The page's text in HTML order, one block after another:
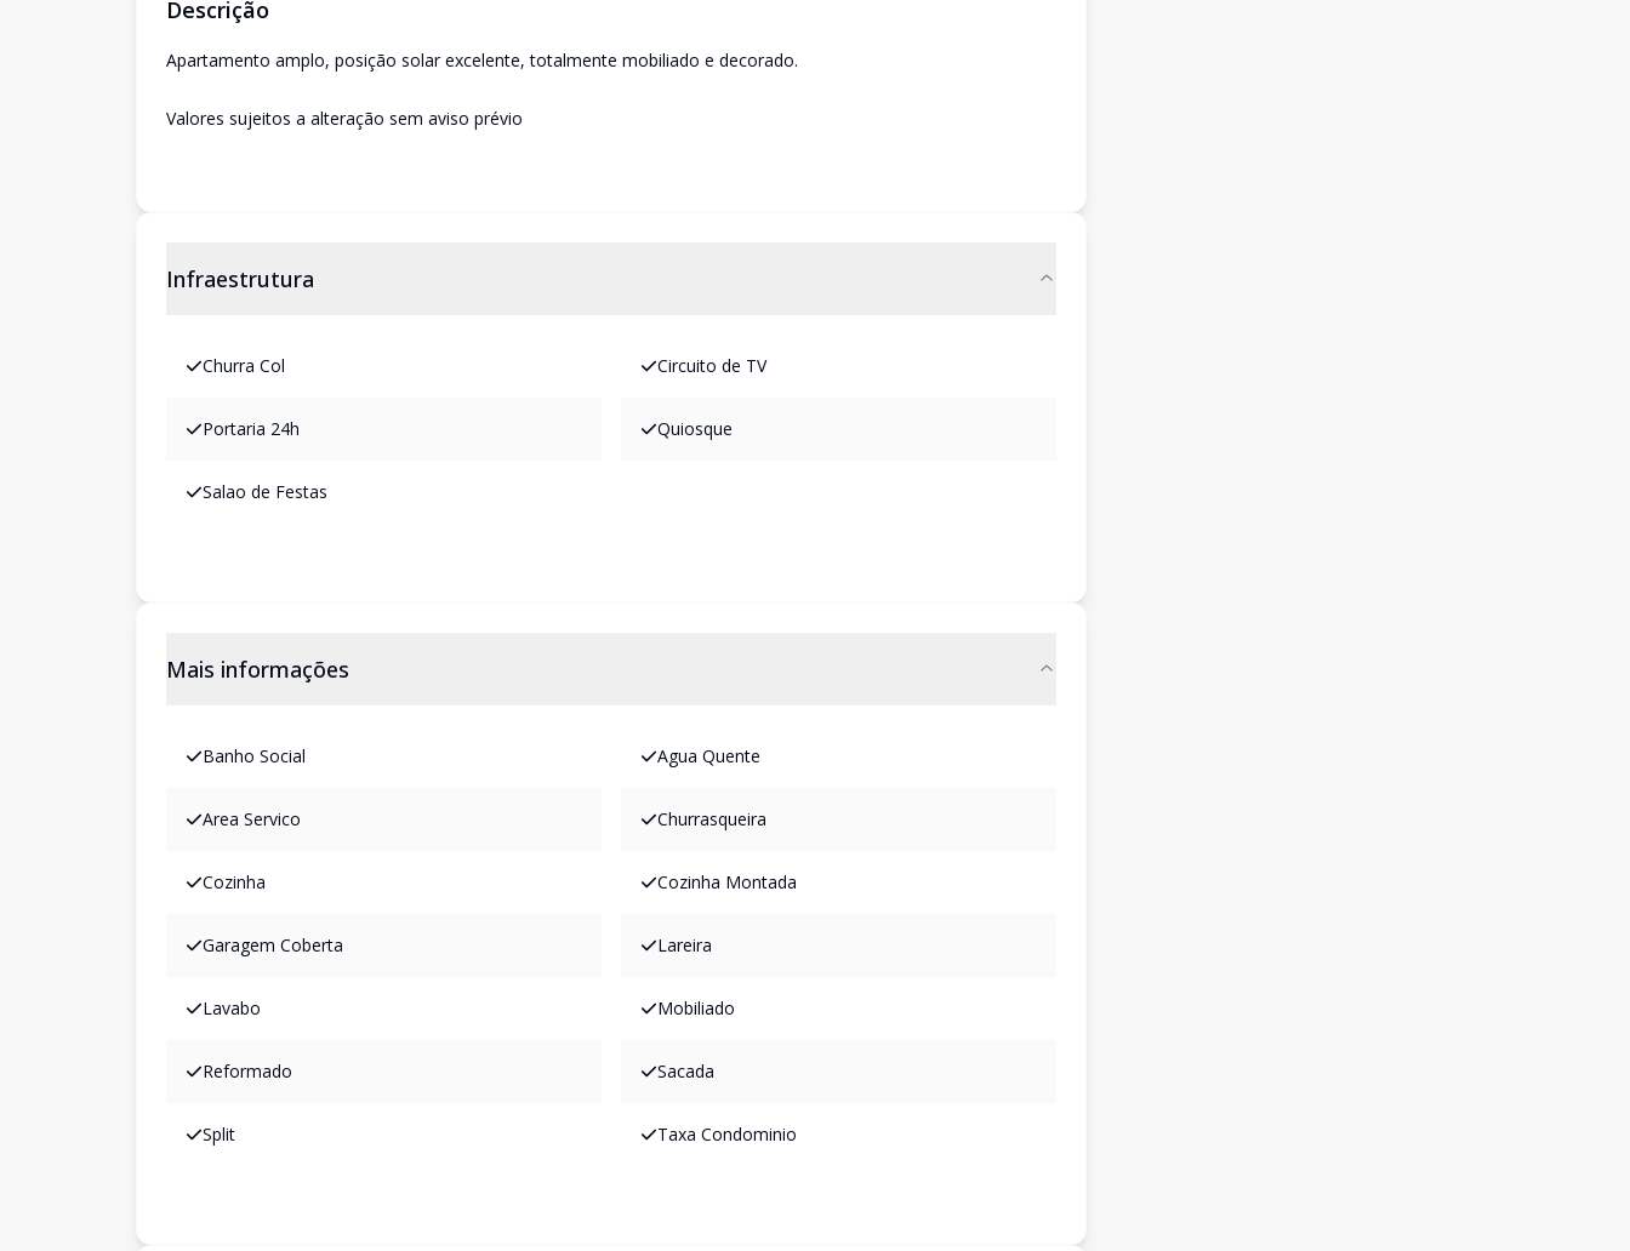
Descrição
Apartamento amplo, posição solar excelente, totalmente mobiliado e decorado.
Valores sujeitos a alteração sem aviso prévio
Infraestrutura
Churra Col Circuito de TV
Portaria 24h Quiosque
Salao de Festas
Mais informações
Banho Social Agua Quente
Area Servico Churrasqueira
Cozinha Cozinha Montada
Garagem Coberta Lareira
Lavabo Mobiliado
Reformado Sacada
Split Taxa Condominio